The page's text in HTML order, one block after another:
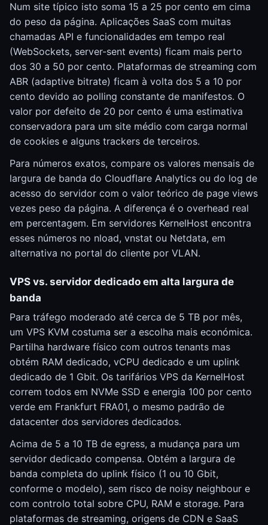
Num site típico isto soma 15 a 25 por cento em cima
do peso da página. Aplicações SaaS com muitas
chamadas API e funcionalidades em tempo real
(WebSockets, server-sent events) ficam mais perto
dos 30 a 50 por cento. Plataformas de streaming com
ABR (adaptive bitrate) ficam à volta dos 5 a 10 por
cento devido ao polling constante de manifestos. O
valor por defeito de 20 por cento é uma estimativa
conservadora para um site médio com carga normal
de cookies e alguns trackers de terceiros.
Para números exatos, compare os valores mensais de
largura de banda do Cloudflare Analytics ou do log de
acesso do servidor com o valor teórico de page views
vezes peso da página. A diferença é o overhead real
em percentagem. Em servidores KernelHost encontra
esses números no nload, vnstat ou Netdata, em
alternativa no portal do cliente por VLAN.
VPS vs. servidor dedicado em alta largura de
banda
Para tráfego moderado até cerca de 5 TB por mês,
um VPS KVM costuma ser a escolha mais económica.
Partilha hardware físico com outros tenants mas
obtém RAM dedicado, vCPU dedicado e um uplink
dedicado de 1 Gbit. Os tarifários VPS da KernelHost
correm todos em NVMe SSD e energia 100 por cento
verde em Frankfurt FRA01, o mesmo padrão de
datacenter dos servidores dedicados.
Acima de 5 a 10 TB de egress, a mudança para um
servidor dedicado compensa. Obtém a largura de
banda completa do uplink físico (1 ou 10 Gbit,
conforme o modelo), sem risco de noisy neighbour e
com controlo total sobre CPU, RAM e storage. Para
plataformas de streaming, origens de CDN e SaaS